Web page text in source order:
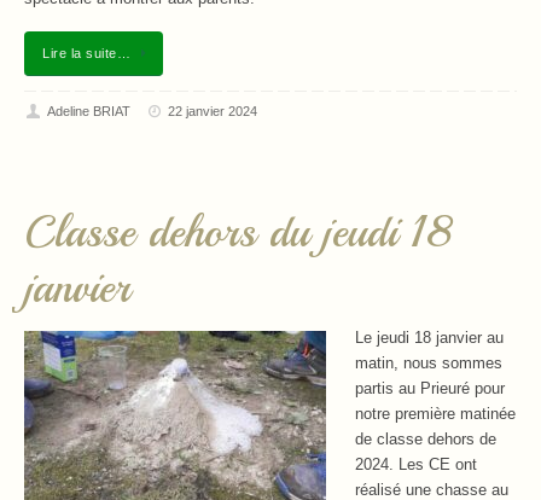
Lire la suite…
Adeline BRIAT 22 janvier 2024
Classe dehors du jeudi 18
janvier
Le jeudi 18 janvier au
matin, nous sommes
partis au Prieuré pour
notre première matinée
de classe dehors de
2024. Les CE ont
réalisé une chasse au